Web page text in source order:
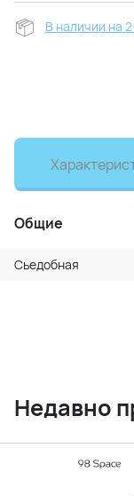
В наличии на
Общие
Сьедобная
Недавно